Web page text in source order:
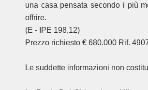
una casa pensata secondo i più
offrire.
(E - IPE 198,12)
Prezzo richiesto € 680.000 Rif.
Le suddette informazioni non